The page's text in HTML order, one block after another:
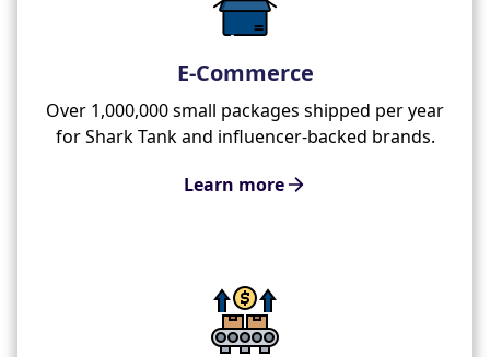
E-Commerce
Over 1,000,000 small packages shipped per year
for Shark Tank and influencer-backed brands.
Learn more